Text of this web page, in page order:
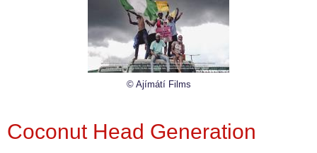
© Ajímátí Films
Coconut Head Generation